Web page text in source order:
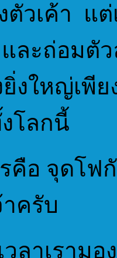
วเค้า แต่
และถ่อมตั
งใหญ่เพี
โลกนี้
รคือ จุดโ
ครับ
ลาเรามอ